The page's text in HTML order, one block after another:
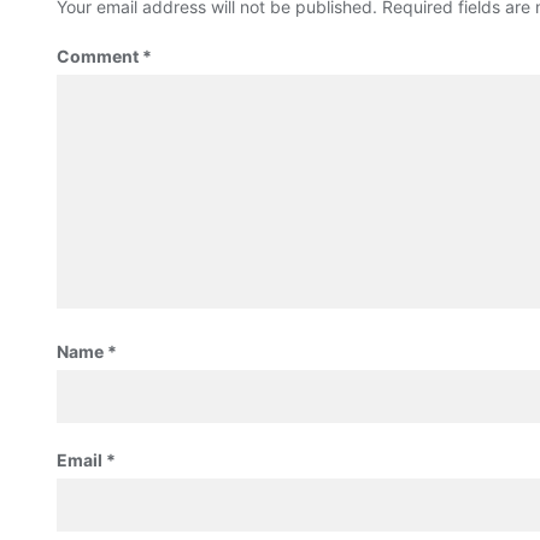
Your email address will not be published. Required fields are
Comment *
Name *
Email *